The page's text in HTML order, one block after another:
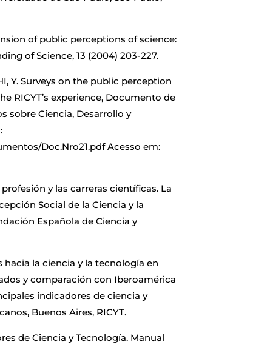
of public perceptions of science:
of Science, 13 (2004) 203-227.
Y. Surveys on the public perception
RICYT’s experience, Documento de
sobre Ciencia, Desarrollo y
Doc.Nro21.pdf Acesso em:
y las carreras científicas. La
Social de la Ciencia y la
Española de Ciencia y
hacia la ciencia y la tecnología en
y comparación con Iberoamérica
indicadores de ciencia y
Buenos Aires, RICYT.
de Ciencia y Tecnología. Manual